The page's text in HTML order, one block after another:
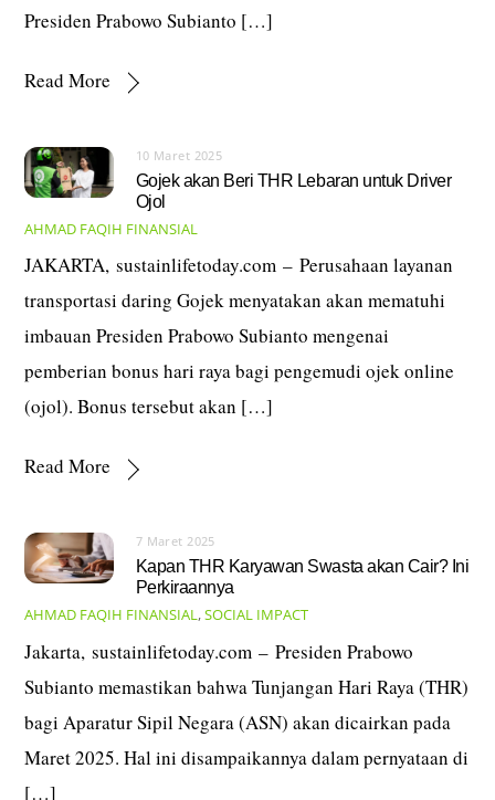
Presiden Prabowo Subianto […]
Read More
10 Maret 2025
Gojek akan Beri THR Lebaran untuk Driver
Ojol
AHMAD FAQIH FINANSIAL
JAKARTA, sustainlifetoday.com – Perusahaan layanan
transportasi daring Gojek menyatakan akan mematuhi
imbauan Presiden Prabowo Subianto mengenai
pemberian bonus hari raya bagi pengemudi ojek online
(ojol). Bonus tersebut akan […]
Read More
7 Maret 2025
Kapan THR Karyawan Swasta akan Cair? Ini
Perkiraannya
AHMAD FAQIH FINANSIAL,SOCIAL IMPACT
Jakarta, sustainlifetoday.com – Presiden Prabowo
Subianto memastikan bahwa Tunjangan Hari Raya (THR)
bagi Aparatur Sipil Negara (ASN) akan dicairkan pada
Maret 2025. Hal ini disampaikannya dalam pernyataan di
[…]